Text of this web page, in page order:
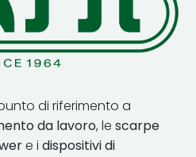
di riferimento a
da lavoro, le scarpe
e i dispositivi di